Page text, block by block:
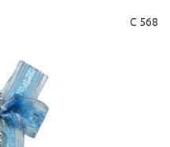
С 568